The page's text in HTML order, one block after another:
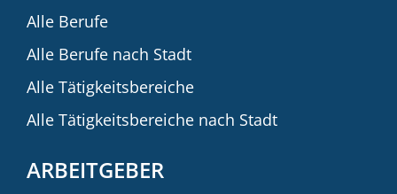
Alle Berufe
Alle Berufe nach Stadt
Alle Tätigkeitsbereiche
Alle Tätigkeitsbereiche nach Stadt
ARBEITGEBER